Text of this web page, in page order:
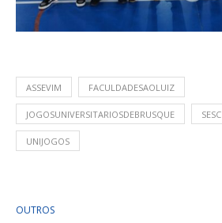
ASSEVIM FACULDADESAOLUIZ
JOGOSUNIVERSITARIOSDEBRUSQUE SESC
UNIJOGOS
OUTROS